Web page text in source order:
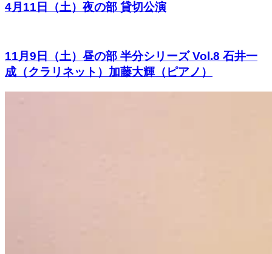
4月11日（土）夜の部 貸切公演
11月9日（土）昼の部 半分シリーズ Vol.8 石井一
成（クラリネット）加藤大輝（ピアノ）